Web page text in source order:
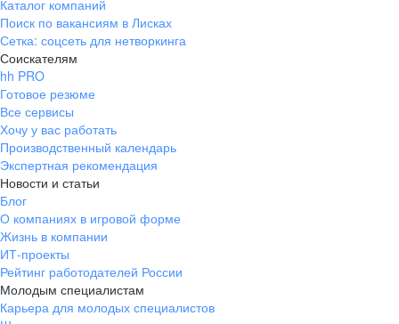
Каталог компаний
Поиск по вакансиям в Лисках
Сетка: соцсеть для нетворкинга
Соискателям
hh PRO
Готовое резюме
Все сервисы
Хочу у вас работать
Производственный календарь
Экспертная рекомендация
Новости и статьи
Блог
О компаниях в игровой форме
Жизнь в компании
ИТ-проекты
Рейтинг работодателей России
Молодым специалистам
Карьера для молодых специалистов